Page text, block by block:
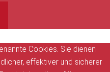
Cookies. Sie dienen
effektiver und sicherer